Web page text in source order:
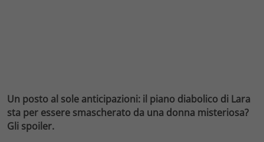
Un posto al sole anticipazioni: il piano diabolico di Lara
sta per essere smascherato da una donna misteriosa?
Gli spoiler.